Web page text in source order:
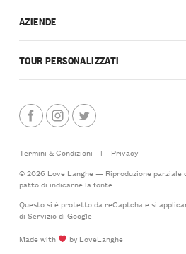
AZIENDE
TOUR PERSONALIZZATI
Termini & Condizioni |
Privacy
© 2026 Love Langhe — Riproduzione
patto di indicarne la fonte
Questo si è protetto da reCaptcha e si
di Serviziodi Google
Made with
by LoveLanghe